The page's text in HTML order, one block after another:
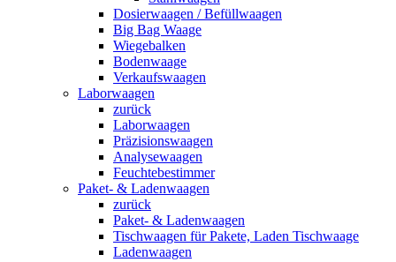
Dosierwaagen / Befüllwaagen
Big Bag Waage
Wiegebalken
Bodenwaage
Verkaufswaagen
Laborwaagen
zurück
Laborwaagen
Präzisionswaagen
Analysewaagen
Feuchtebestimmer
Paket- & Ladenwaagen
zurück
Paket- & Ladenwaagen
Tischwaagen für Pakete, Laden Tischwaage
Ladenwaagen